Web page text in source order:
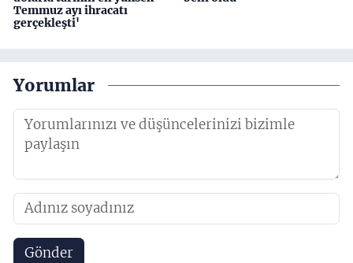
Temmuz ayı ihracatı
gerçekleşti'
Yorumlar
Gönder